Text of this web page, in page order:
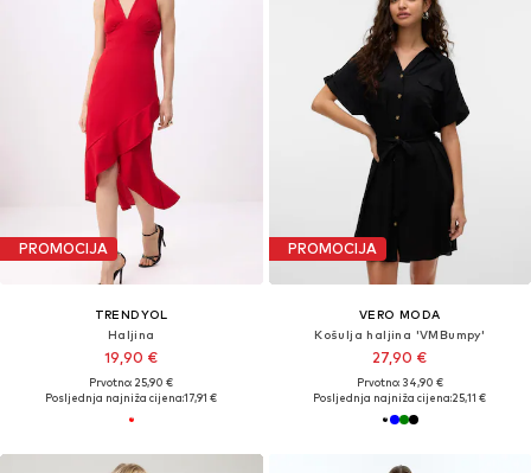
PROMOCIJA
TRENDYOL
Haljina
19,90 €
Prvotno: 25,90 €
Posljednja najniža cijena:17,91 €
PROMOCIJA
VERO MODA
Košulja haljina 'VMBumpy'
27,90 €
Prvotno: 34,90 €
Posljednja najniža cijena:25,11 €